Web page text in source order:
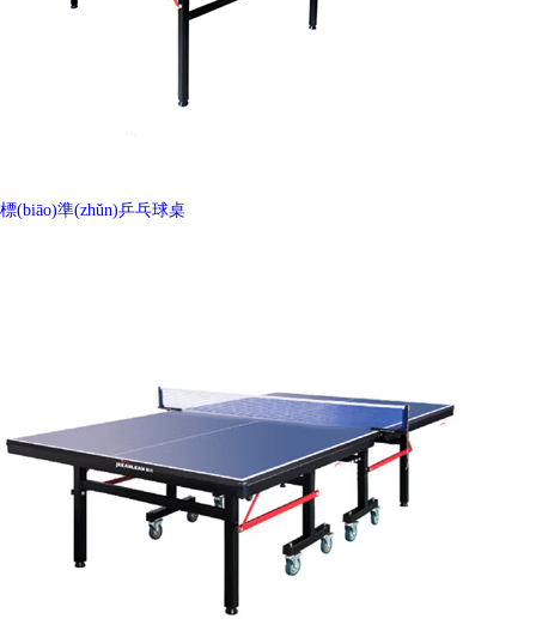
標(biāo)準(zhǔn)乒乓球桌